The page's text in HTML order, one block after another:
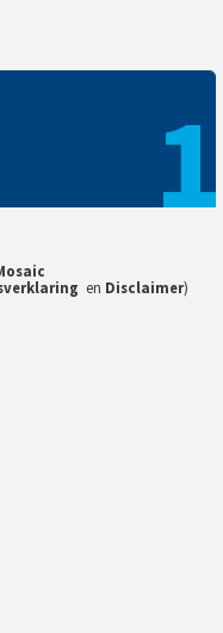
1
en Disclaimer)